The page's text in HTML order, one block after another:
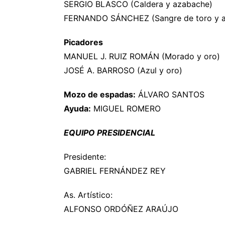
SERGIO BLASCO (Caldera y azabache)
FERNANDO SÁNCHEZ (Sangre de toro y
Picadores
MANUEL J. RUIZ ROMÁN (Morado y oro)
JOSÉ A. BARROSO (Azul y oro)
Mozo de espadas: ÁLVARO SANTOS
Ayuda: MIGUEL ROMERO
EQUIPO PRESIDENCIAL
Presidente:
GABRIEL FERNÁNDEZ REY
As. Artístico:
ALFONSO ORDÓÑEZ ARAÚJO